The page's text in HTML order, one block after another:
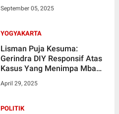
September 05, 2025
YOGYAKARTA
Lisman Puja Kesuma:
Gerindra DIY Responsif Atas
Kasus Yang Menimpa Mbah
April 29, 2025
POLITIK